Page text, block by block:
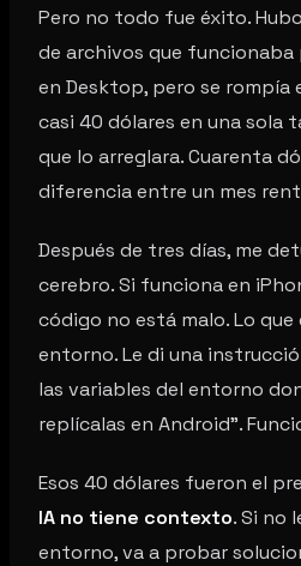
Pero no todo fue éxito.
de archivos que
en Desktop, pero se rompía
casi 40 dólares en una sola
que lo arreglara. Cuarenta
diferencia entre un mes
Después de tres días, me
cerebro. Si funciona en
código no está malo. Lo que
entorno. Le di una
las variables del entorno
replícalas en Android".
Esos 40 dólares fueron el
IA no tiene contexto. Si no
entorno, va a probar